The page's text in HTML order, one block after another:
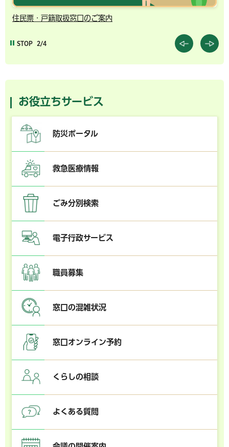
住民票・戸籍取扱窓口のご案内
STOP 2/4
お役立ちサービス
防災ポータル
救急医療情報
ごみ分別検索
電子行政サービス
職員募集
窓口の混雑状況
窓口オンライン予約
くらしの相談
よくある質問